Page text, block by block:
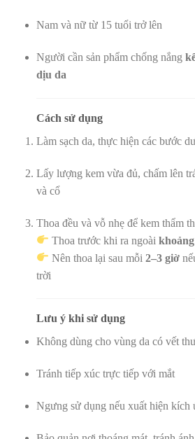
Nam và nữ từ 15 tuổi trở lên
Người cần sản phẩm chống nắng
dịu da
Cách sử dụng
Làm sạch da, thực hiện các bước
Lấy lượng kem vừa đủ, chấm lên
và cổ
Thoa đều và vỗ nhẹ để kem thẩm
Thoa trước khi ra ngoài
Nên thoa lại sau mỗi2–3 giờ
trời
Lưu ý khi sử dụng
Không dùng cho vùng da có vết
Tránh tiếp xúc trực tiếp với mắt
Ngưng sử dụng nếu xuất hiện kích